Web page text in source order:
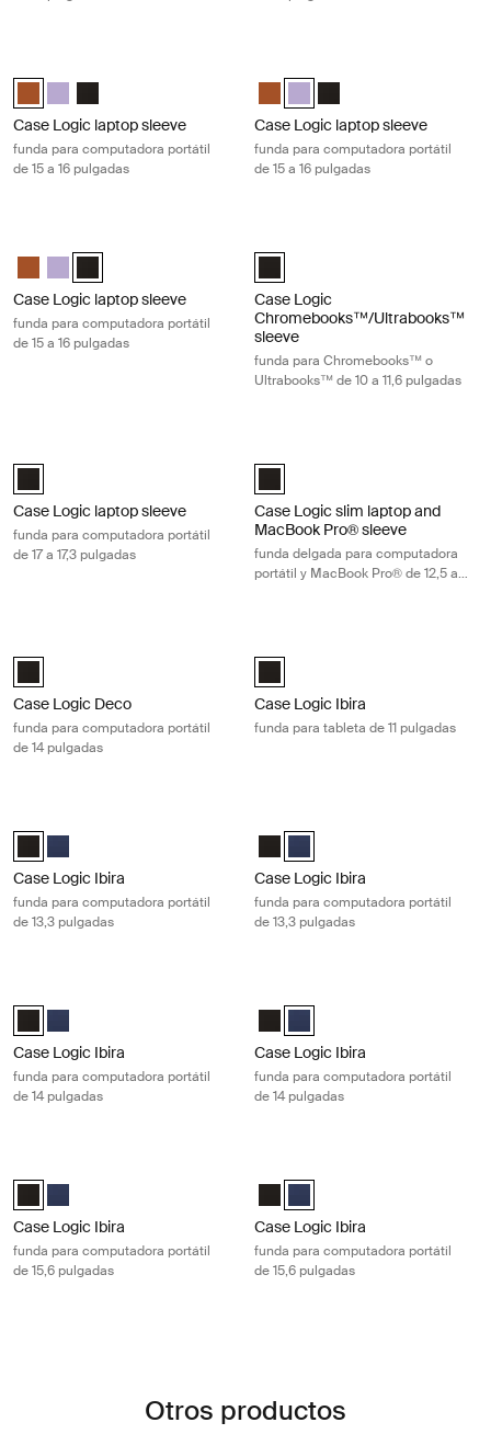
Case Logic 15-16" Laptop Sleeve Rustic Amber (selected)
Case Logic 15-16" Laptop Sleeve Lilac
Case Logic 15-16" Laptop Sleeve Negro
Case Logic laptop sleeve
funda para computadora portátil
de 15 a 16 pulgadas
Case Logic 15-16" Laptop
Case Logic 15-16" Laptop
Case Logic 15-16"
Case Logic laptop sleeve
funda para computadora portátil
de 15 a 16 pulgadas
Case Logic 15-16" Laptop Sleeve Rustic Amber
Case Logic 15-16" Laptop Sleeve Lilac
Case Logic 15-16" Laptop Sleeve Negro (selected)
Case Logic laptop sleeve
funda para computadora portátil
de 15 a 16 pulgadas
Case Logic 10-11.6"
Case Logic
Chromebooks™/Ultrabooks™
sleeve
funda para Chromebooks™ o
Ultrabooks™ de 10 a 11,6 pulgadas
Case Logic 17-17.3" Laptop Sleeve Negro (selected)
Case Logic laptop sleeve
funda para computadora portátil
de 17 a 17,3 pulgadas
Case Logic 12.5" - 13.3" Slim
Case Logic slim laptop and
MacBook Pro® sleeve
funda delgada para computadora
portátil y MacBook Pro® de 12,5 a
Case Logic Deco 14" Laptop Sleeve Negro (selected)
Case Logic Deco
funda para computadora portátil
de 14 pulgadas
Case Logic Ibira Laptop Sleeve
Case Logic Ibira
funda para tableta de 11 pulgadas
Case Logic Ibira Laptop Sleeve Negro (selected)
Case Logic Ibira Laptop Sleeve Azul vestido
Case Logic Ibira
funda para computadora portátil
de 13,3 pulgadas
Case Logic Ibira Laptop Sleeve
Case Logic Ibira Laptop
Case Logic Ibira
funda para computadora portátil
de 13,3 pulgadas
Case Logic Ibira Laptop Sleeve Negro (selected)
Case Logic Ibira Laptop Sleeve Azul vestido
Case Logic Ibira
funda para computadora portátil
de 14 pulgadas
Case Logic Ibira Laptop Sleeve
Case Logic Ibira Laptop
Case Logic Ibira
funda para computadora portátil
de 14 pulgadas
Case Logic Ibira Laptop Sleeve Negro (selected)
Case Logic Ibira Laptop Sleeve Azul vestido
Case Logic Ibira
funda para computadora portátil
de 15,6 pulgadas
Case Logic Ibira Laptop Sleeve
Case Logic Ibira Laptop
Case Logic Ibira
funda para computadora portátil
de 15,6 pulgadas
Otros productos